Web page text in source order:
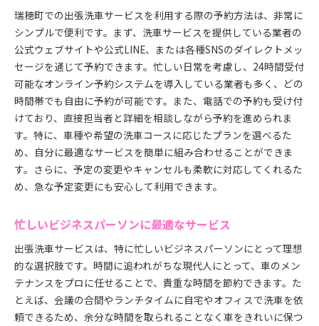
瑞穂町での出張洗車サービスを利用する際の予約方法は、非常に
シンプルで便利です。まず、洗車サービスを提供している業者の
公式ウェブサイトや公式LINE、または各種SNSのダイレクトメッ
セージを通じて予約できます。忙しい日常を考慮し、24時間受付
可能なオンライン予約システムを導入している業者も多く、どの
時間帯でも自由に予約が可能です。また、電話での予約も受け付
けており、直接担当者と詳細を相談しながら予約を進められま
す。特に、車種や希望の洗車コースに応じたプランを選べるた
め、自分に最適なサービスを簡単に組み合わせることができま
す。さらに、予定の変更やキャンセルも柔軟に対応してくれるた
め、急な予定変更にも安心して利用できます。
忙しいビジネスパーソンに最適なサービス
出張洗車サービスは、特に忙しいビジネスパーソンにとって理想
的な選択肢です。時間に追われがちな現代人にとって、車のメン
テナンスをプロに任せることで、貴重な時間を節約できます。た
とえば、会議の合間やランチタイムに自宅やオフィスで洗車を依
頼できるため、余分な時間を取られることなく車をきれいに保つ